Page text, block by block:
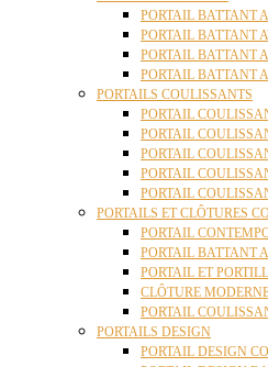
PORTAIL BATTANT
PORTAIL BATTANT
PORTAIL BATTANT
PORTAIL BATTANT
PORTAILS COULISSANTS
PORTAIL
PORTAIL
PORTAIL
PORTAIL
PORTAIL
PORTAILS ET CLÔTURES
PORTAIL
PORTAIL BATTANT
PORTAIL ET
CLÔTURE
PORTAIL
PORTAILS DESIGN
PORTAIL DESIGN